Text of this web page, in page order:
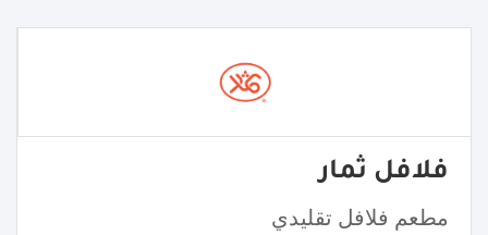
فلافل ثمار
مطعم فلافل تقليدي